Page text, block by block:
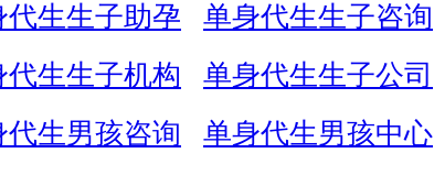
代生生子助孕
单身代生生子咨询
代生生子机构
单身代生生子公司
代生男孩咨询
单身代生男孩中心